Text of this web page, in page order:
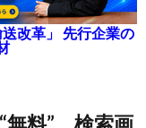
改革」 先行企業の